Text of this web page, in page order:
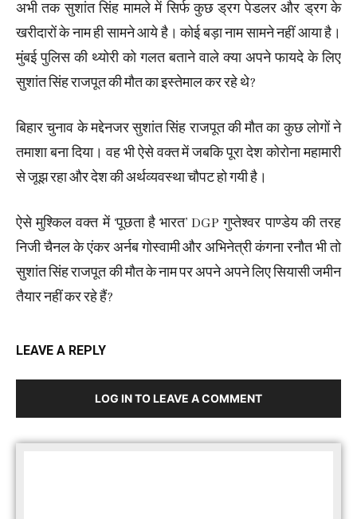
अभी तक सुशांत सिंह मामले में सिर्फ कुछ ड्रग पेडलर और ड्रग के
खरीदारों के नाम ही सामने आये है। कोई बड़ा नाम सामने नहीं आया है।
मुंबई पुलिस की थ्योरी को गलत बताने वाले क्या अपने फायदे के लिए
सुशांत सिंह राजपूत की मौत का इस्तेमाल कर रहे थे?
बिहार चुनाव के मद्देनजर सुशांत सिंह राजपूत की मौत का कुछ लोगों ने
तमाशा बना दिया। वह भी ऐसे वक्त में जबकि पूरा देश कोरोना महामारी
से जूझ रहा और देश की अर्थव्यवस्था चौपट हो गयी है।
ऐसे मुश्किल वक्त में ‘पूछता है भारत’ DGP गुप्तेश्वर पाण्डेय की तरह
निजी चैनल के एंकर अर्नब गोस्वामी और अभिनेत्री कंगना रनौत भी तो
सुशांत सिंह राजपूत की मौत के नाम पर अपने अपने लिए सियासी जमीन
तैयार नहीं कर रहे हैं?
LEAVE A REPLY
LOG IN TO LEAVE A COMMENT